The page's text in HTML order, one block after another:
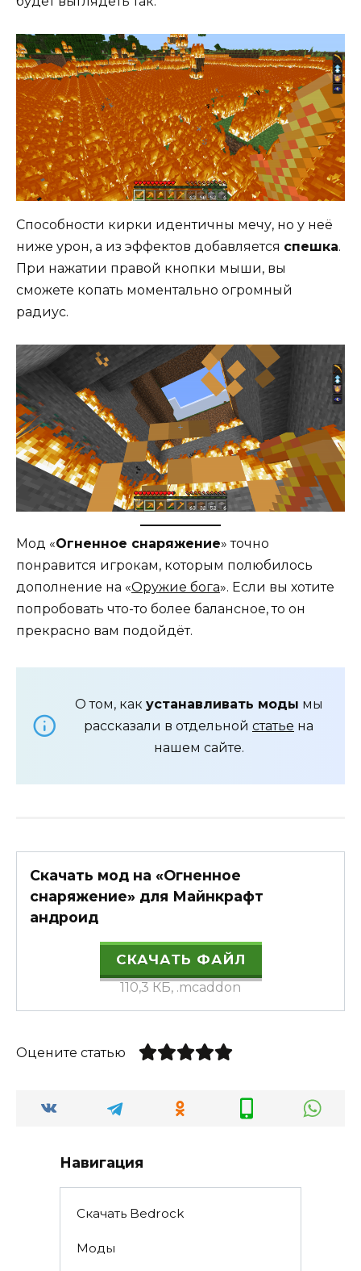
Способности кирки идентичны мечу, но у неё
ниже урон, а из эффектов добавляется спешка.
При нажатии правой кнопки мыши, вы
сможете копать моментально огромный
радиус.
Мод «Огненное снаряжение» точно
понравится игрокам, которым полюбилось
дополнение на «Оружие бога». Если вы хотите
попробовать что-то более балансное, то он
прекрасно вам подойдёт.
О том, как устанавливать моды мы
рассказали в отдельной статье на
нашем сайте.
Скачать мод на «Огненное
снаряжение» для Майнкрафт
андроид
СКАЧАТЬ ФАЙЛ
110,3 КБ, .mcaddon
Оцените статью
Навигация
Скачать Bedrock
Моды